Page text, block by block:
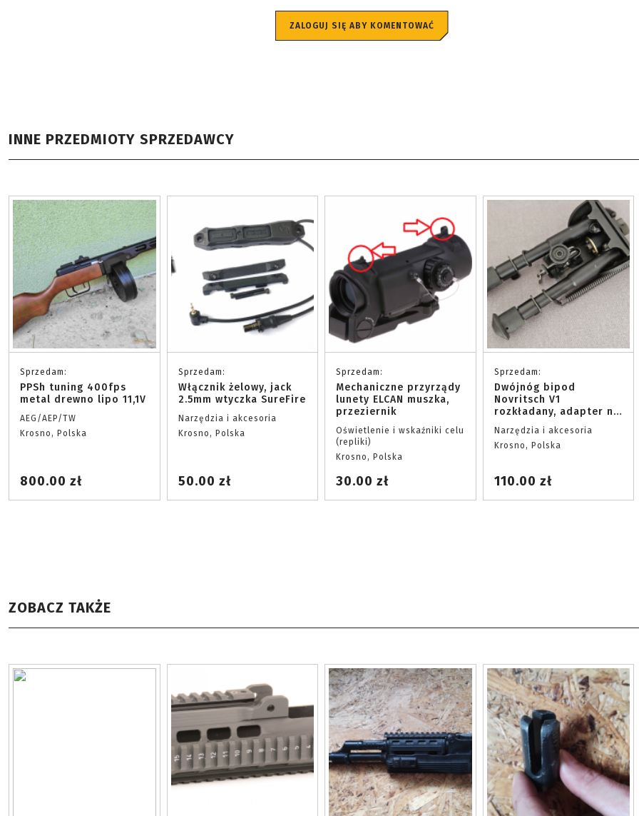
ZALOGUJ SIĘ ABY KOMENTOWAĆ
INNE PRZEDMIOTY SPRZEDAWCY
Sprzedam:
PPSh tuning 400fps
metal drewno lipo 11,1V
AEG/AEP/TW
Krosno, Polska
800.00 zł
Sprzedam:
Włącznik żelowy, jack
2.5mm wtyczka SureFire
Narzędzia i akcesoria
Krosno, Polska
50.00 zł
Sprzedam:
Mechaniczne przyrządy
lunety ELCAN muszka,
przeziernik
Oświetlenie i wskaźniki celu
(repliki)
Krosno, Polska
30.00 zł
Sprzedam:
Dwójnóg bipod
Novritsch V1
rozkładany, adapter na
szynę 22mm
Narzędzia i akcesoria
Krosno, Polska
110.00 zł
ZOBACZ TAKŻE